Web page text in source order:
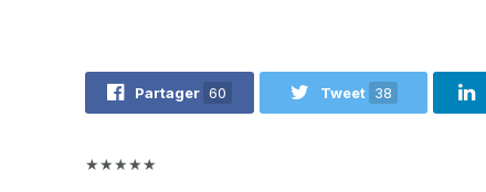
Partager 60 Tweet 38
★★★★★